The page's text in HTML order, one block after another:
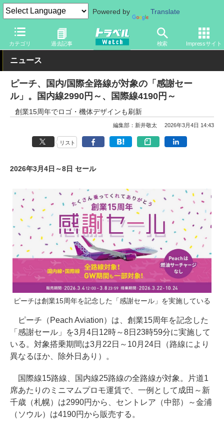
Powered by Translate
カテゴリ 過去記事 検索 Impressサイト
トラベル Watch 企業・政府・官庁 国内エアライン ピーチ
ニュース
ピーチ、国内/国際全路線が対象の「感謝セー
ル」。国内線2990円～、国際線4190円～
創業15周年でロゴ・機体デザインも刷新
編集部：新井敬太 2026年3月4日 14:43
リスト
2026年3月4日～8日 セール
ピーチは創業15周年を記念した「感謝セール」を実施している
ピーチ（Peach Aviation）は、創業15周年を記念した
「感謝セール」を3月4日12時～8日23時59分に実施して
いる。対象搭乗期間は3月22日～10月24日（路線により
異なるほか、除外日あり）。
国際線15路線、国内線25路線の全路線が対象。片道1
席あたりのミニマムプロモ運賃で、一例として成田～新
千歳（札幌）は2990円から、セントレア（中部）～金浦
（ソウル）は4190円から販売する。